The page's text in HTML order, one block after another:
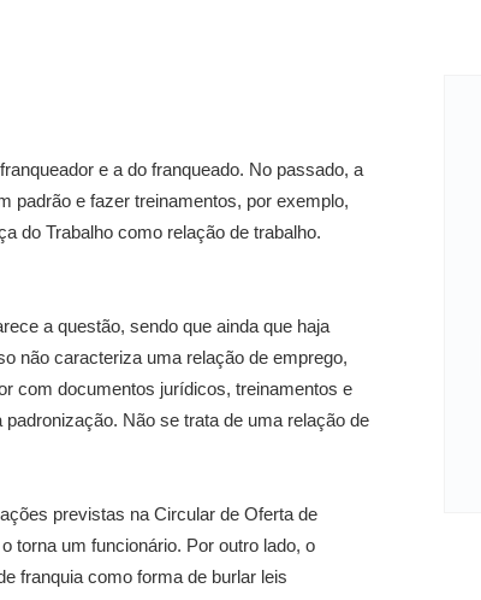
e a do franqueado. No passado, a
padrão e fazer treinamentos, por exemplo,
do Trabalho como relação de trabalho.
a questão, sendo que ainda que haja
não caracteriza uma relação de emprego,
com documentos jurídicos, treinamentos e
Não se trata de uma relação de
previstas na Circular de Oferta de
torna um funcionário. Por outro lado, o
franquia como forma de burlar leis